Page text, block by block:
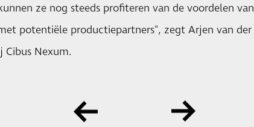
ze nog steeds profiteren van de voordelen van
potentiële productiepartners", zegt Arjen van der
Cibus Nexum.